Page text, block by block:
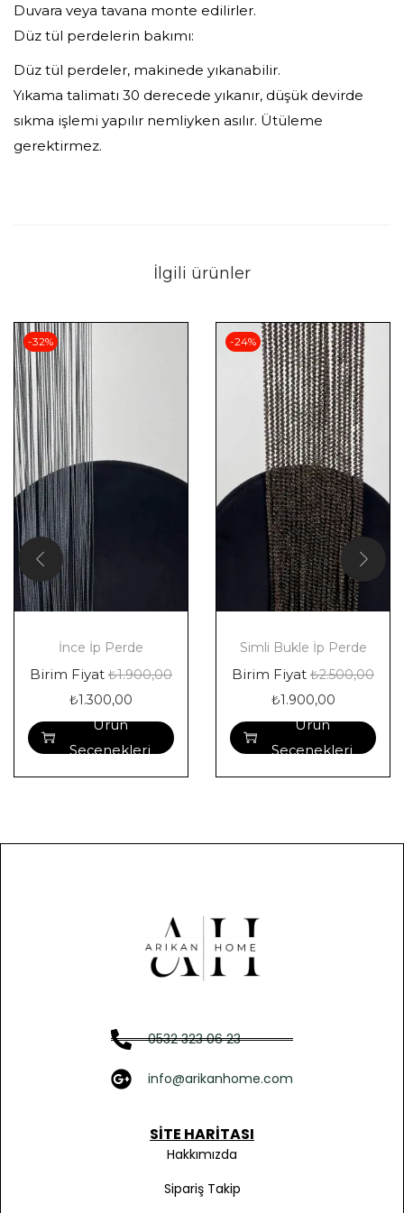
Duvara veya tavana monte edilirler.
Düz tül perdelerin bakımı:
Düz tül perdeler, makinede yıkanabilir.
Yıkama talimatı 30 derecede yıkanır, düşük devirde
sıkma işlemi yapılır nemliyken asılır. Ütüleme
gerektirmez.
İlgili ürünler
-32%
İnce İp Perde
Birim Fiyat ₺1.900,00
₺1.300,00
Ürün
Seçenekleri
-24%
Simli Bukle İp Perde
Birim Fiyat ₺2.500,00
₺1.900,00
Ürün
Seçenekleri
0532 323 06 23
info@arikanhome.com
SITE HARITASI
Hakkımızda
Sipariş Takip